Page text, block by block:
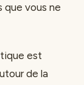
que vous ne
est
de la